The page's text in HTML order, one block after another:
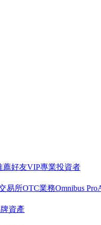
薦好友VIP專業投資者
易所OTC業務Omnibus Pro
資產